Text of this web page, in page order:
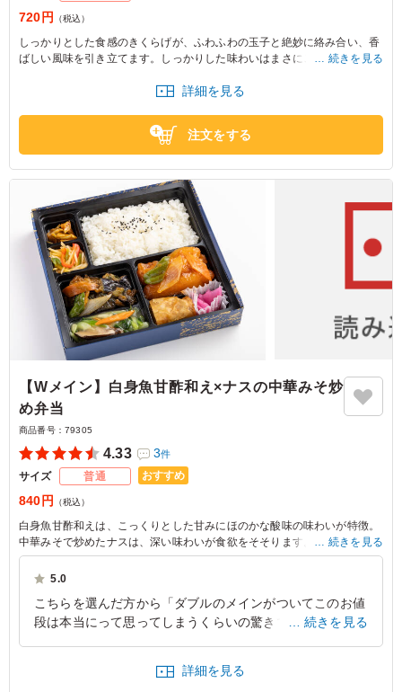
720円 （税込）
しっかりとした食感のきくらげが、ふわふわの玉子と絶妙に絡み合い、香
ばしい風味を引き立てます。しっかりした味わいはまさにごはん泥棒。充
続きを見る
詳細を見る
注文をする
【Wメイン】白身魚甘酢和え×ナスの中華みそ炒
め弁当
商品番号： 79305
4.33 3件
サイズ 普通 おすすめ
840円 （税込）
白身魚甘酢和えは、こっくりとした甘みにほのかな酸味の味わいが特徴。
中華みそで炒めたナスは、深い味わいが食欲をそそります。豪華な2品の
共演が実現したお弁当はお昼にぴったりの一品です。
続きを見る
5.0
こちらを選んだ方から「ダブルのメインがついてこのお値
段は本当にって思ってしまうくらいの驚きです。丁寧に作
続きを見る
詳細を見る